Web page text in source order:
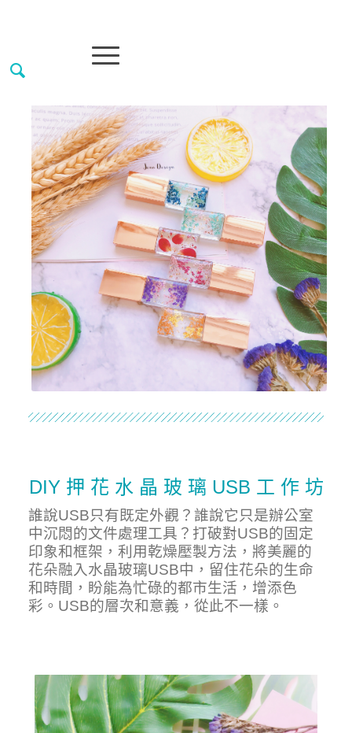
DIY 押 花 水 晶 玻 璃 USB 工 作 坊
誰說USB只有既定外觀？誰說它只是辦公室
中沉悶的文件處理工具？打破對USB的固定
印象和框架，利用乾燥壓製方法，將美麗的
花朵融入水晶玻璃USB中，留住花朵的生命
和時間，盼能為忙碌的都市生活，增添色
彩。USB的層次和意義，從此不一樣。